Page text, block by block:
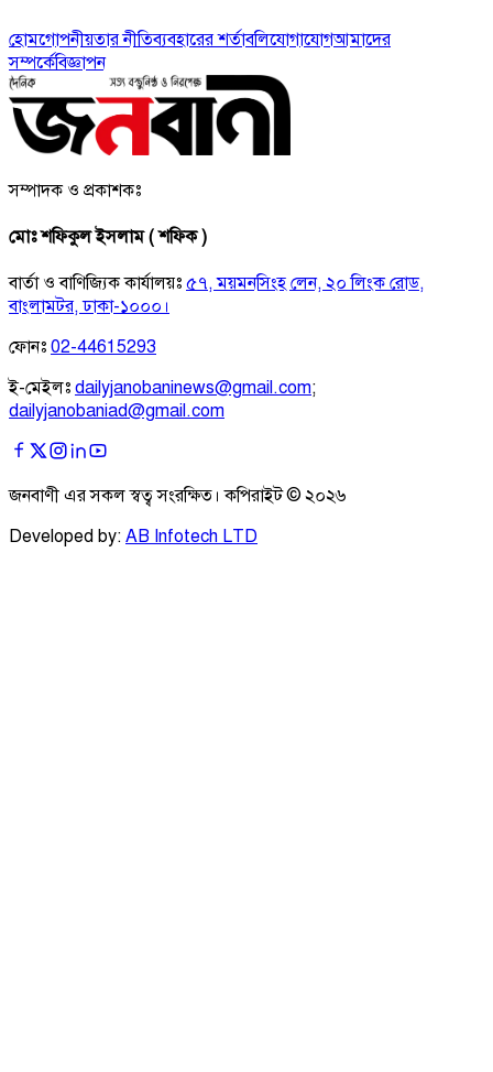
হোমগোপনীয়তার নীতিব্যবহারের শর্তাবলিযোগাযোগআমাদের
সম্পর্কেবিজ্ঞাপন
সম্পাদক ও প্রকাশকঃ
মোঃ শফিকুল ইসলাম ( শফিক )
বার্তা ও বাণিজ্যিক কার্যালয়ঃ ৫৭, ময়মনসিংহ লেন, ২০ লিংক রোড,
বাংলামটর, ঢাকা-১০০০।
ফোনঃ 02-44615293
ই-মেইলঃ dailyjanobaninews@gmail.com;
dailyjanobaniad@gmail.com
জনবাণী এর সকল স্বত্ব সংরক্ষিত। কপিরাইট © ২০২৬
Developed by: AB Infotech LTD